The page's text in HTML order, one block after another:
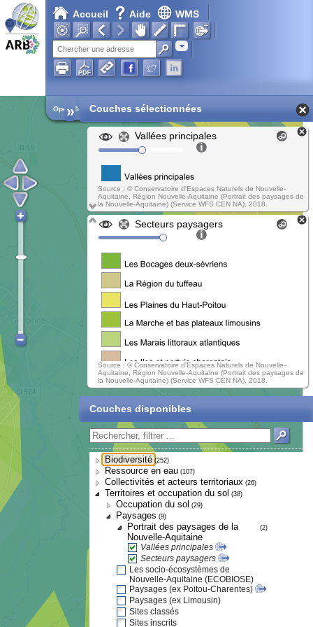
Accueil Aide WMS
Adresse
Chargement en cours...
Open Street Map
» Couches sélectionnées
Vallées principales
Source : © Conservatoire d'Espaces Naturels de Nouvelle-
Aquitaine, Région Nouvelle-Aquitaine (Portrait des paysages de
la Nouvelle-Aquitaine) (Service WFS CEN NA), 2018.
Secteurs paysagers
Source : © Conservatoire d'Espaces Naturels de Nouvelle-
Aquitaine, Région Nouvelle-Aquitaine (Portrait des paysages de
la Nouvelle-Aquitaine) (Service WFS CEN NA), 2018.
Couches disponibles
Biodiversité (252)
Ressource en eau (107)
Collectivités et acteurs territoriaux (26)
Territoires et occupation du sol (38)
Occupation du sol (29)
Paysages (9)
Portrait des paysages de la
Nouvelle-Aquitaine
(2)
Vallées principales
Secteurs paysagers
Les socio-écosystèmes de
Nouvelle-Aquitaine (ECOBIOSE)
Paysages (ex Poitou-Charentes)
Paysages (ex Limousin)
Sites classés
Sites inscrits